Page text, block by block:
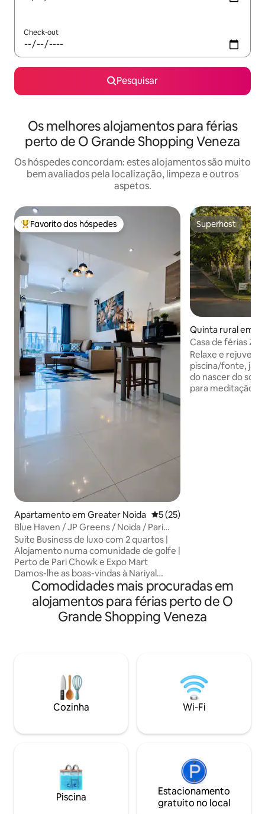
Check-out
Pesquisar
Os melhores alojamentos para férias
perto de O Grande Shopping Veneza
Os hóspedes concordam: estes alojamentos são muito
bem avaliados pela localização, limpeza e outros
aspetos.
Favoritos dos hóspedes mais apreciados
Favorito dos hóspedes
Apartamento em Greater Noida Classificação média de 5
5 (25)
Blue Haven / JP Greens / Noida / Pari
Chowk / Expo Mart
Suite Business de luxo com 2 quartos |
Alojamento numa comunidade de golfe |
Perto de Pari Chowk e Expo Mart
Damos-lhe as boas-vindas à Nariyal
Stays, uma Business Suite de 2 quartos
elegante e totalmente mobilada,
localizada no 12.º andar da comunidade
fechada premium de Godrej Golf Links.
prolongadas, sendo também adequada
para pequenas reuniões, festas de
aniversário e reuniões de empresa (de
acordo com as regras da casa).
Superhost
Superhost
Quinta rural em
da
Casa de férias Zuri
Relaxe e
piscina/fonte,
do nascer do sol
para meditação e ioga. A
Comodidades mais procuradas em
alojamentos para férias perto de O
Grande Shopping Veneza
Cozinha Wi-Fi
Piscina
Estacionamento
gratuito no local